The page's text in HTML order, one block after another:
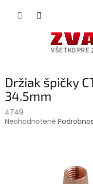
Držiak špičky
34.5mm
4749
Priemerné
Neohodnotené